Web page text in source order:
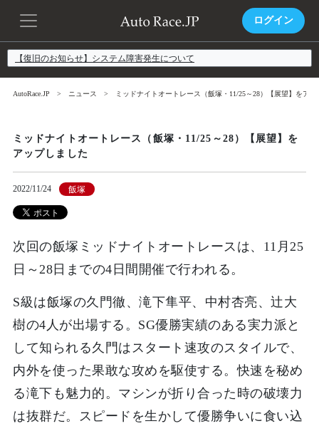
ログイン
【復旧のお知らせ】システム障害発生について
AutoRace.JP ニュース ミッドナイトオートレース（飯塚・11/25～28）【展望】をア
ミッドナイトオートレース（飯塚・11/25～28）【展望】を
アップしました
2022/11/24 飯塚
次回の飯塚ミッドナイトオートレースは、11月25
日～28日までの4日間開催で行われる。
S級は飯塚の久門徹、滝下隼平、中村杏亮、辻大
樹の4人が出場する。SG優勝実績のある実力派と
して知られる久門はスタート速攻のスタイルで、
内外を使った果敢な攻めを駆使する。快速を秘め
る滝下も魅力的。マシンが折り合った時の破壊力
は抜群だ。スピードを生かして優勝争いに食い込